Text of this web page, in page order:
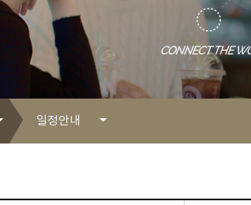
일정안내
자유게시판